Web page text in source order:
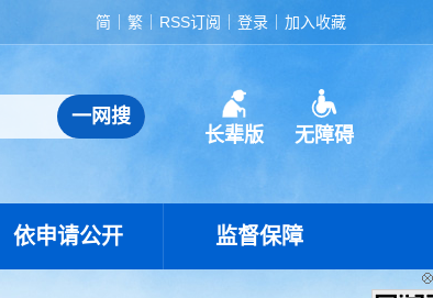
简 繁 RSS订阅 登录 加入收藏
长辈版 无障碍
依申请公开 监督保障